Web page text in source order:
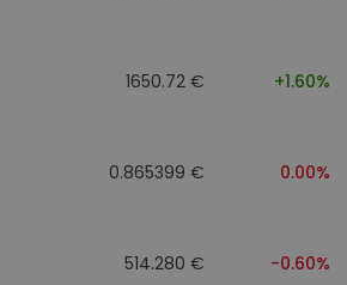
1650.72 € +1.60%
0.865399 € 0.00%
514.280 € -0.60%